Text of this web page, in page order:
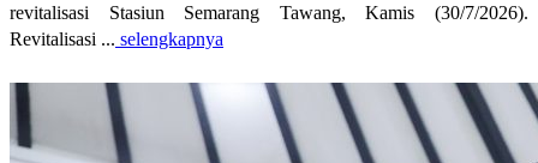
revitalisasi Stasiun Semarang Tawang, Kamis (30/7/2026).
Revitalisasi ... selengkapnya